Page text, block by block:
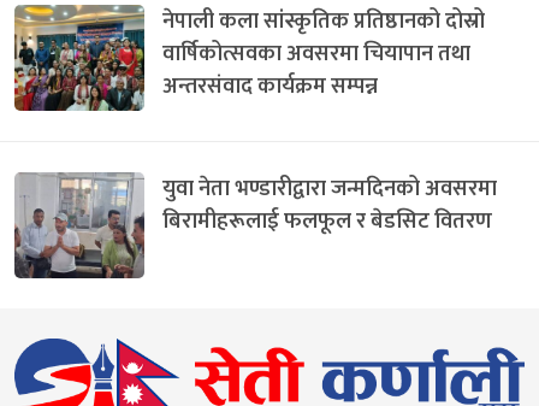
नेपाली कला सांस्कृतिक प्रतिष्ठानको दोस्रो
वार्षिकोत्सवका अवसरमा चियापान तथा
अन्तरसंवाद कार्यक्रम सम्पन्न
युवा नेता भण्डारीद्वारा जन्मदिनको अवसरमा
बिरामीहरूलाई फलफूल र बेडसिट वितरण